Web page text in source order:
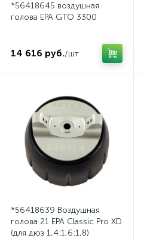
*56418645 воздушная
голова EPA GTO 3300
14 616 руб./шт
*56418639 Воздушная
голова 21 EPA Classic Pro XD
(для дюз 1,4;1,6;1,8)